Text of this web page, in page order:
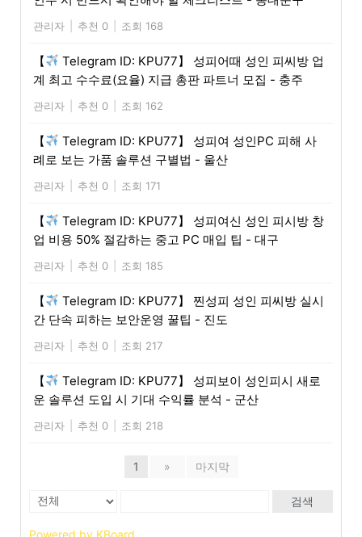
관리자 추천 0 조회 168
【
Telegram ID: KPU77】 성피어때 성인 피씨방 업
계 최고 수수료(요율) 지급 총판 파트너 모집 - 충주
관리자 추천 0 조회 162
【
Telegram ID: KPU77】 성피여 성인PC 피해 사
례로 보는 가품 솔루션 구별법 - 울산
관리자 추천 0 조회 171
【
Telegram ID: KPU77】 성피여신 성인 피시방 창
업 비용 50% 절감하는 중고 PC 매입 팁 - 대구
관리자 추천 0 조회 185
【
Telegram ID: KPU77】 찐성피 성인 피씨방 실시
간 단속 피하는 보안운영 꿀팁 - 진도
관리자 추천 0 조회 217
【
Telegram ID: KPU77】 성피보이 성인피시 새로
운 솔루션 도입 시 기대 수익률 분석 - 군산
관리자 추천 0 조회 218
1 » 마지막
검색
Powered by KBoard